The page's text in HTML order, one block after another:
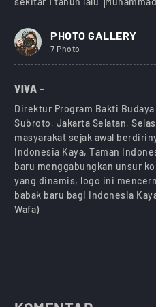
PHOTO GALLERY
7 Photo
VIVA –
Direktur Program Bakti
Subroto, Jakarta Selatan,
masyarakat sejak awal
Indonesia Kaya, Taman
baru menggabungkan unsur
yang dinamis, logo ini
babak baru bagi Indonesia
Wafa)